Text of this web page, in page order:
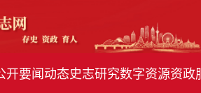
开要闻动态史志研究数字资源资政